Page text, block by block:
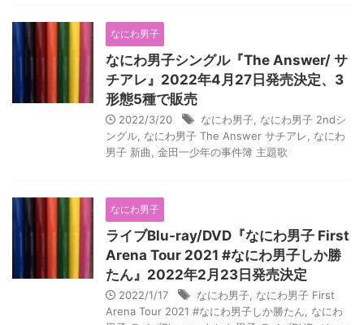
なにわ男子
なにわ男子シングル『The Answer/ サ
チアレ』2022年4月27日発売決定、3
形態5種で販売
2022/3/20 なにわ男子 なにわ男子 2ndシ
ングル なにわ男子 The Answer サチアレ
なにわ
男子 新曲 金田一少年の事件簿 主題歌
なにわ男子
ライブBlu-ray/DVD『なにわ男子 First
Arena Tour 2021 #なにわ男子しか勝
たん』2022年2月23日発売決定
2022/1/17 なにわ男子 なにわ男子 First
Arena Tour 2021 #なにわ男子しか勝たん
なにわ